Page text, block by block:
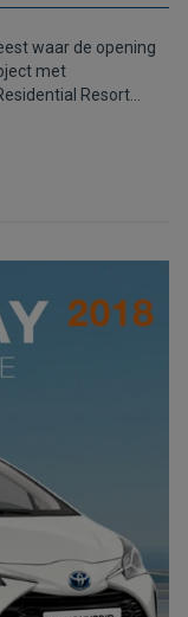
waar de opening
met
Resort
eigenaren van blok